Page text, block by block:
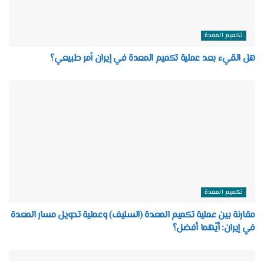
تكميم المعدة
هل القيء بعد عملية تكميم المعدة في إيران أمر طبيعي؟
تكميم المعدة
مقارنة بين عملية تكميم المعدة (السليف) وعملية تحويل مسار المعدة
في إيران: أيّهما أفضل؟